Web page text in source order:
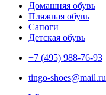
Домашняя обувь
Пляжная обувь
Сапоги
Детская обувь
+7 (495) 988-76-93
tingo-shoes@mail.ru